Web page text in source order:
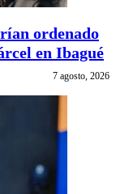
ordenado
en Ibagué
7 agosto, 2026